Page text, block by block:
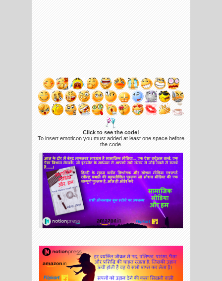
Click to see the code!
To insert emoticon you must added at least one space before
the code.